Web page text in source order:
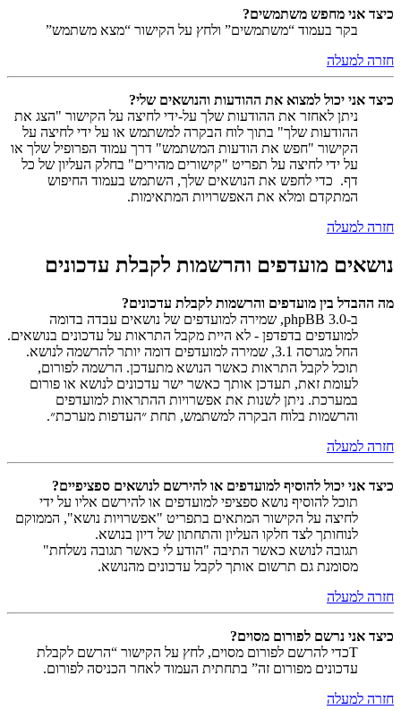
כיצד אני מחפש משתמשים?
בקר בעמוד “משתמשים” ולחץ על הקישור “מצא משתמש”
חזרה למעלה
כיצד אני יכול למצוא את ההודעות והנושאים שלי?
ניתן לאחזר את ההודעות שלך על-ידי לחיצה על הקישור "הצג את
ההודעות שלך" בתוך לוח הבקרה למשתמש או על ידי לחיצה על
הקישור "חפש את הודעות המשתמש" דרך עמוד הפרופיל שלך או
על ידי לחיצה על תפריט "קישורים מהירים" בחלק העליון של כל
דף. כדי לחפש את הנושאים שלך, השתמש בעמוד החיפוש
המתקדם ומלא את האפשרויות המתאימות.
חזרה למעלה
נושאים מועדפים והרשמות לקבלת עדכונים
מה ההבדל בין מועדפים והרשמות לקבלת עדכונים?
ב-phpBB 3.0, שמירה למועדפים של נושאים עבדה בדומה
למועדפים בדפדפן - לא היית מקבל התראות על עדכונים בנושאים.
החל מגרסה 3.1, שמירה למועדפים דומה יותר להרשמה לנושא.
תוכל לקבל התראות כאשר הנושא מתעדכן. הרשמה לפורום,
לעומת זאת, תעדכן אותך כאשר ישר עדכונים לנושא או פורום
במערכת. ניתן לשנות את אפשרויות ההתראות למועדפים
והרשמות בלוח הבקרה למשתמש, תחת ״העדפות מערכת״.
חזרה למעלה
כיצד אני יכול להוסיף למועדפים או להירשם לנושאים ספציפיים?
תוכל להוסיף נושא ספציפי למועדפים או להירשם אליו על ידי
לחיצה על הקישור המתאים בתפריט "אפשרויות נושא", הממוקם
לנוחותך לצד חלקו העליון והתחתון של דיון בנושא.
תגובה לנושא כאשר התיבה "הודע לי כאשר תגובה נשלחת"
מסומנת גם תרשום אותך לקבל עדכונים מהנושא.
חזרה למעלה
כיצד אני נרשם לפורום מסוים?
Tכדי להרשם לפורום מסוים, לחץ על הקישור “הרשם לקבלת
עדכונים מפורום זה” בתחתית העמוד לאחר הכניסה לפורום.
חזרה למעלה